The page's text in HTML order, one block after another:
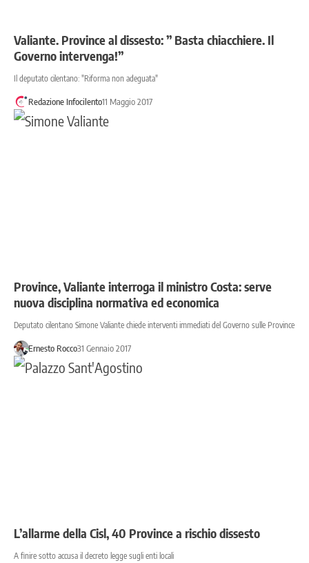
Valiante. Province al dissesto: ” Basta chiacchiere. Il
Governo intervenga!”
Il deputato cilentano: "Riforma non adeguata"
Redazione Infocilento11 Maggio 2017
Province, Valiante interroga il ministro Costa: serve
nuova disciplina normativa ed economica
Deputato cilentano Simone Valiante chiede interventi immediati del Governo sulle Province
Ernesto Rocco31 Gennaio 2017
L’allarme della Cisl, 40 Province a rischio dissesto
A finire sotto accusa il decreto legge sugli enti locali